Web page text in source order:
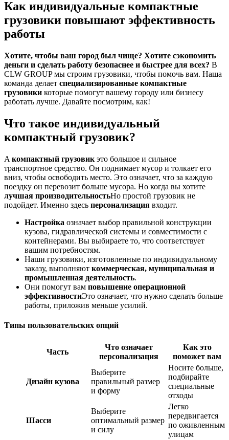
Как индивидуальные компактные
грузовики повышают эффективность
работы
Хотите, чтобы ваш город был чище? Хотите сэкономить
деньги и сделать работу безопаснее и быстрее для всех? В
CLW GROUP мы строим грузовики, чтобы помочь вам. Наша
команда делает специализированные компактные
грузовики которые помогут вашему городу или бизнесу
работать лучше. Давайте посмотрим, как!
Что такое индивидуальный
компактный грузовик?
A компактный грузовик это большое и сильное
транспортное средство. Он поднимает мусор и толкает его
вниз, чтобы освободить место. Это означает, что за каждую
поездку он перевозит больше мусора. Но когда вы хотите
лучшая производительностьНо простой грузовик не
подойдет. Именно здесь персонализация входит.
Настройка означает выбор правильной конструкции
кузова, гидравлической системы и совместимости с
контейнерами. Вы выбираете то, что соответствует
вашим потребностям.
Наши грузовики, изготовленные по индивидуальному
заказу, выполняют коммерческая, муниципальная и
промышленная деятельность.
Они помогут вам повышение операционной
эффективностиЭто означает, что нужно сделать больше
работы, приложив меньше усилий.
Типы пользовательских опций
Часть
Что означает
персонализация
Как это
поможет вам
Дизайн кузова
Выберите
правильный размер
и форму
Носите больше,
подбирайте
специальные
отходы
Шасси
Выберите
оптимальный размер
и силу
Легко
передвигается
по оживленным
улицам